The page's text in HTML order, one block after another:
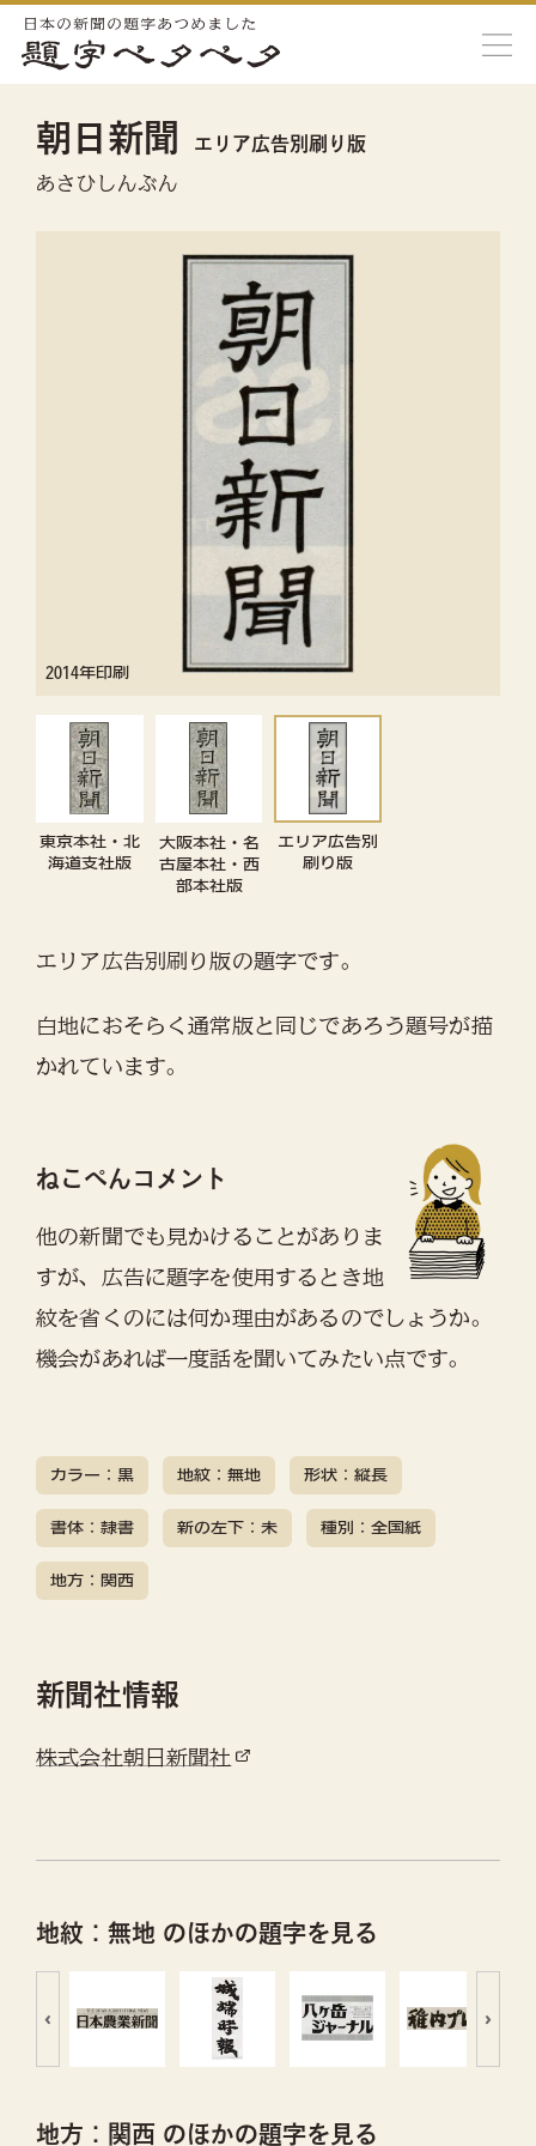
朝日新聞 エリア広告別刷り版
あさひしんぶん
2014年印刷
東京本社・北
海道支社版
大阪本社・名
古屋本社・西
部本社版
エリア広告別
刷り版
エリア広告別刷り版の題字です。
白地におそらく通常版と同じであろう題号が描
かれています。
ねこぺんコメント
他の新聞でも見かけることがありま
すが、広告に題字を使用するとき地
紋を省くのには何か理由があるのでしょうか。
機会があれば一度話を聞いてみたい点です。
カラー：黒 地紋：無地 形状：縦長
書体：隷書 新の左下：未 種別：全国紙
地方：関西
新聞社情報
株式会社朝日新聞社
地紋：無地 のほかの題字を見る
‹ ›
地方：関西 のほかの題字を見る